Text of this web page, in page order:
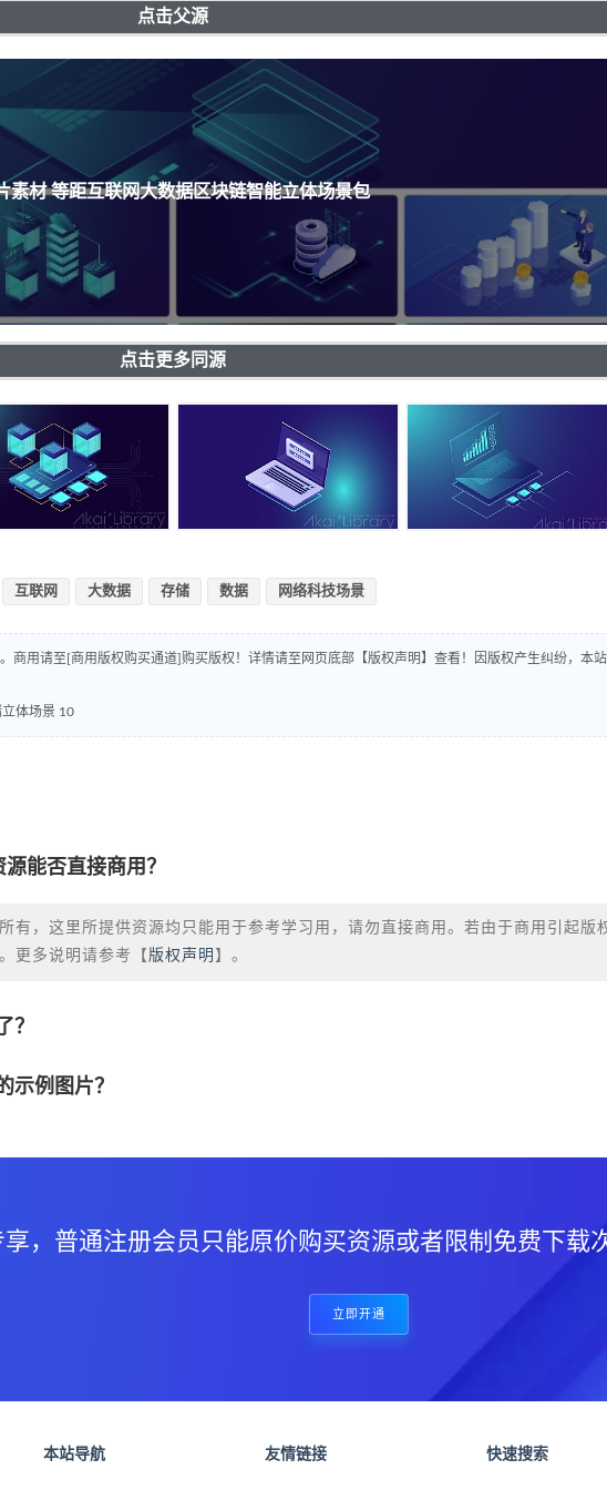
点击父源
素材 等距互联网大数据区块链智能立体场景包
点击更多同源
互联网 大数据 存储 数据 网络科技场景
商用请至[商用版权购买通道]购买版权！详情请至网页底部【版权声明】查看！因版权产生纠纷，本站
体场景 10
能否直接商用？
有，这里所提供资源均只能用于参考学习用，请勿直接商用。若由于商用引起版
更多说明请参考【 版权声明 】。
？
示例图片？
，普通注册会员只能原价购买资源或者限制免费下载
立即开通
本站导航 友情链接 快速搜索